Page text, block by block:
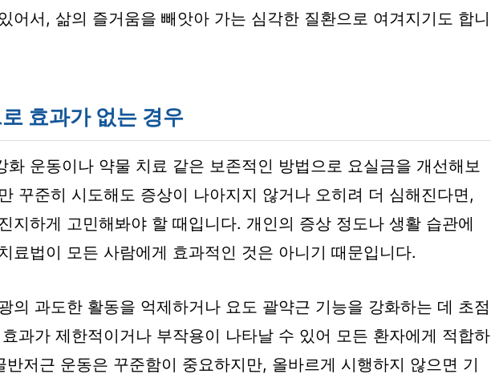
어서, 삶의 즐거움을 빼앗아 가는 심각한 질환으로 여겨지기도 합니
효과가 없는 경우
화 운동이나 약물 치료 같은 보존적인 방법으로 요실금을 개선해보
꾸준히 시도해도 증상이 나아지지 않거나 오히려 더 심해진다면,
지하게 고민해봐야 할 때입니다. 개인의 증상 정도나 생활 습관에
료법이 모든 사람에게 효과적인 것은 아니기 때문입니다.
의 과도한 활동을 억제하거나 요도 괄약근 기능을 강화하는 데 초점
과가 제한적이거나 부작용이 나타날 수 있어 모든 환자에게 적합하
저근 운동은 꾸준함이 중요하지만, 올바르게 시행하지 않으면 기